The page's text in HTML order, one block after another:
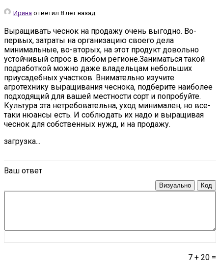
Ирина ответил 8 лет назад
Выращивать чеснок на продажу очень выгодно. Во-
первых, затраты на организацию своего дела
минимальные, во-вторых, на этот продукт довольно
устойчивый спрос в любом регионе.Заниматься такой
подработкой можно даже владельцам небольших
приусадебных участков. Внимательно изучите
агротехнику выращивания чеснока, подберите наиболее
подходящий для вашей местности сорт и попробуйте.
Культура эта нетребовательна, уход минимален, но все-
таки нюансы есть. И соблюдать их надо и выращивая
чеснок для собственных нужд, и на продажу.
загрузка...
Ваш ответ
Визуально Код
7 + 20 =